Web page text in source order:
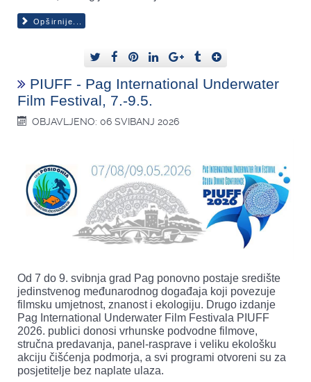
Opširnije...
PIUFF - Pag International Underwater
Film Festival, 7.-9.5.
OBJAVLJENO: 06 SVIBANJ 2026
Od 7 do 9. svibnja grad Pag ponovno postaje središte
jedinstvenog međunarodnog događaja koji povezuje
filmsku umjetnost, znanost i ekologiju. Drugo izdanje
Pag International Underwater Film Festivala PIUFF
2026. publici donosi vrhunske podvodne filmove,
stručna predavanja, panel-rasprave i veliku ekološku
akciju čišćenja podmorja, a svi programi otvoreni su za
posjetitelje bez naplate ulaza.